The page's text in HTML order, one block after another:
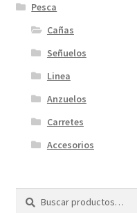
Pesca
Cañas
Señuelos
Linea
Anzuelos
Carretes
Accesorios
Buscar
Buscar